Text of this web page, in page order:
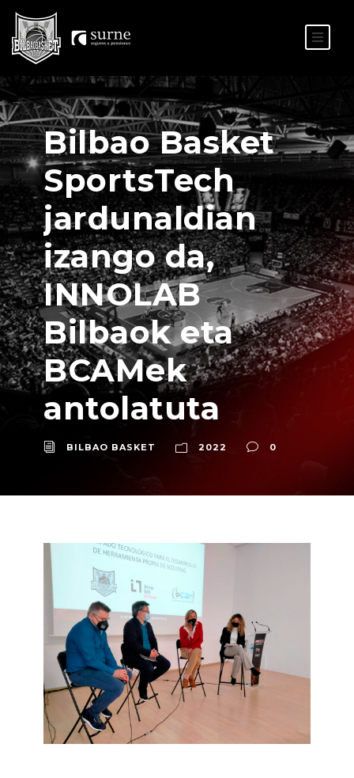
Bilbao Basket
SportsTech
jardunaldian
izango da,
INNOLAB
Bilbaok eta
BCAMek
antolatuta
BILBAO BASKET 2022 0